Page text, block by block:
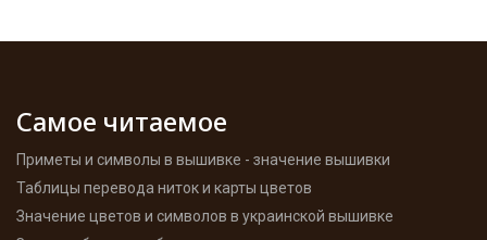
Самое читаемое
Приметы и символы в вышивке - значение вышивки
Таблицы перевода ниток и карты цветов
Значение цветов и символов в украинской вышивке